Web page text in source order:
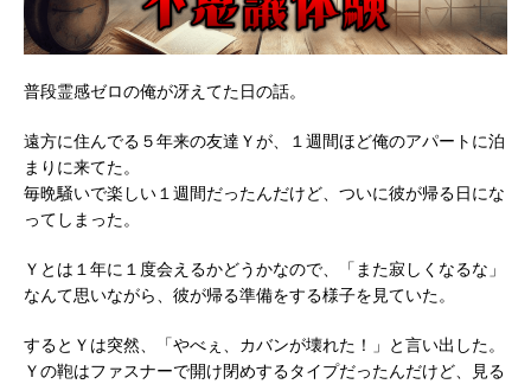
普段霊感ゼロの俺が冴えてた日の話。
遠方に住んでる５年来の友達Ｙが、１週間ほど俺のアパートに泊
まりに来てた。
毎晩騒いで楽しい１週間だったんだけど、ついに彼が帰る日にな
ってしまった。
Ｙとは１年に１度会えるかどうかなので、「また寂しくなるな」
なんて思いながら、彼が帰る準備をする様子を見ていた。
するとＹは突然、「やべぇ、カバンが壊れた！」と言い出した。
Ｙの鞄はファスナーで開け閉めするタイプだったんだけど、見る